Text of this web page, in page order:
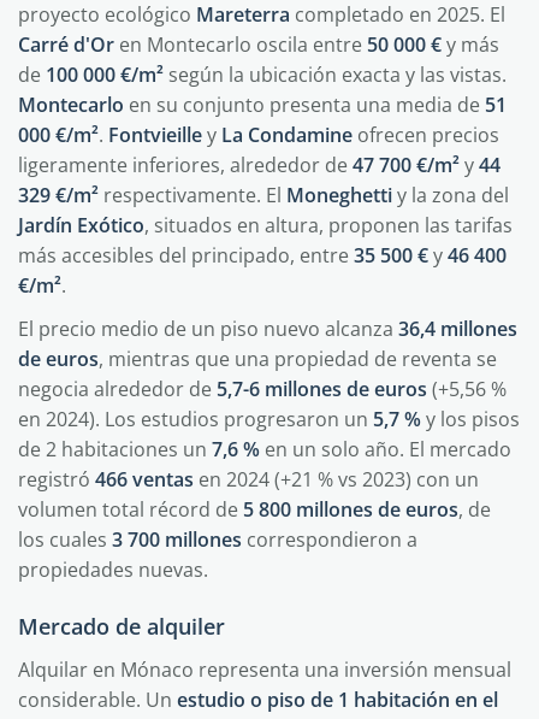
proyecto ecológico Mareterra completado en 2025. El
Carré d'Or en Montecarlo oscila entre 50 000 €y más
de 100 000 €/m² según la ubicación exacta y las vistas.
Montecarlo en su conjunto presenta una media de 51
000 €/m². Fontvieilley La Condamine ofrecen precios
ligeramente inferiores, alrededor de47 700 €/m²y44
329 €/m² respectivamente. El Moneghettiy la zona del
Jardín Exótico, situados en altura, proponen las tarifas
más accesibles del principado, entre35 500 €y46 400
€/m².
El precio medio de un piso nuevo alcanza 36,4 millones
de euros, mientras que una propiedad de reventa se
negocia alrededor de 5,7-6 millones de euros (+5,56 %
en 2024). Los estudios progresaron un 5,7 %y los pisos
de 2 habitaciones un 7,6 % en un solo año. El mercado
registró 466 ventas en 2024 (+21 % vs 2023) con un
volumen total récord de 5 800 millones de euros, de
los cuales 3 700 millones correspondieron a
propiedades nuevas.
Mercado de alquiler
Alquilar en Mónaco representa una inversión mensual
considerable. Un estudio o piso de 1 habitación en el